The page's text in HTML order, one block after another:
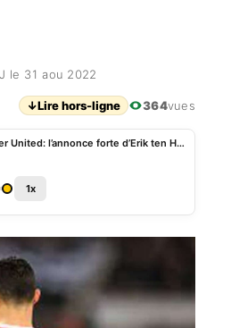
le 31 aou 2022
↓Lire hors-ligne 364vues
Manchester United: l’annonce forte d’Erik ten Hag sur Cristiano Ronaldo
1x